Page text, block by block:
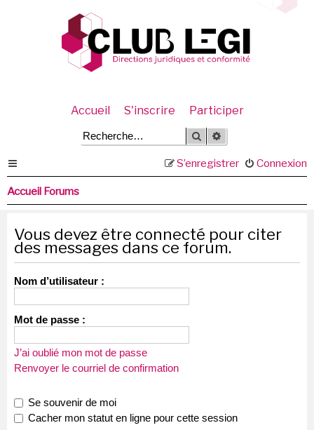
Accueil S'inscrire Participer
Rechercher
Connexion
S’enregistrer
Accueil Forums
Vous devez être connecté pour citer
des messages dans ce forum.
Nom d’utilisateur :
Mot de passe :
J’ai oublié mon mot de passe
Renvoyer le courriel de confirmation
Se souvenir de moi
Cacher mon statut en ligne pour cette session